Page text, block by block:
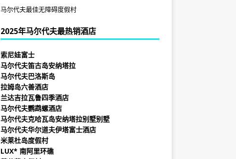
马尔代夫最佳无障碍度假村
2025年马尔代夫最热销酒店
索尼娃富士
马尔代夫笛古岛安纳塔拉
马尔代夫巴洛斯岛
拉姆岛六善酒店
兰达吉拉瓦鲁四季酒店
马尔代夫鹦鹉螺酒店
马尔代夫克哈瓦岛安纳塔拉别墅别墅
马尔代夫华尔道夫伊塔富士酒店
米莱杜岛度假村
LUX* 南阿里环礁